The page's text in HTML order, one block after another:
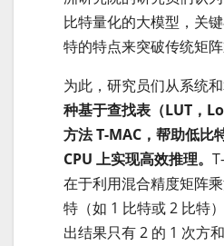
比特量化的大模型，关
特的特点来突破传统矩阵
为此，研究员们从系统
种基于查找表（LUT，
方法 T-MAC，帮助低比
CPU 上实现高效推理。
在于利用混合精度矩阵
特（如 1 比特或 2 比特
出结果只有 2 的 1 次方